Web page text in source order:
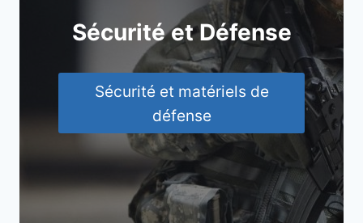
Sécurité et Défense
Sécurité et matériels de
défense